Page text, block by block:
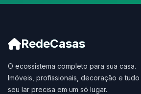
RedeCasas
O ecossistema completo para sua casa.
Imóveis, profissionais, decoração e tudo
seu lar precisa em um só lugar.